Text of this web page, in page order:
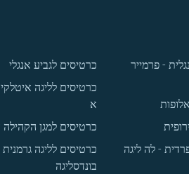
- פרמייר
- לה ליגה
כרטיסים לגביע אנגלי
כרטיסים לליגה
א
כרטיסים למגן הקהילה
כרטיסים לליגה
בונדסליגה